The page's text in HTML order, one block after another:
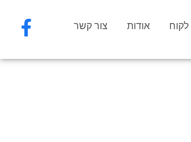
לקוח אודות צור קשר